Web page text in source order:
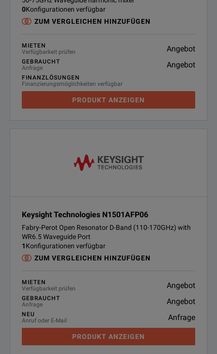
0Konfigurationen verfügbar
ZUM VERGLEICHEN HINZUFÜGEN
MIETEN
Verfügbarkeit prüfen
Angebot
GEBRAUCHT
Anfrage
Angebot
FINANZLÖSUNGEN
Finanzierungsmöglichkeiten verfügbar
PRODUKT ANZEIGEN
Keysight Technologies N1501AFP06
Fabry-Perot Open Resonator D-Band (110-170GHz) with
WR6.5 Waveguide Port
1Konfigurationen verfügbar
ZUM VERGLEICHEN HINZUFÜGEN
MIETEN
Verfügbarkeit prüfen
Angebot
GEBRAUCHT
Anfrage
Angebot
NEU
Anruf oder E-Mail
Anfrage
PRODUKT ANZEIGEN